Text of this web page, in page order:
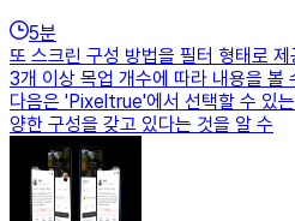
5분
또 스크린 구성 방법을 필터 형태로
3개 이상 목업 개수에 따라 내용을 볼
다음은 'Pixeltrue'에서 선택할 수 있
양한 구성을 갖고 있다는 것을 알 수